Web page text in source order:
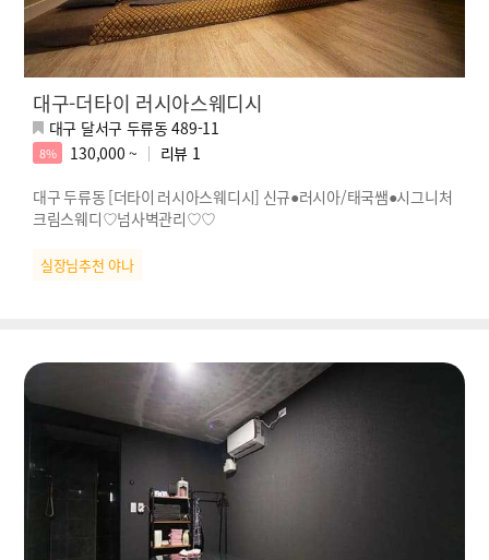
대구-더타이 러시아스웨디시
대구 달서구 두류동 489-11
8% 130,000 ~ 리뷰 1
대구 두류동 [더타이 러시아스웨디시] 신규●러시아/태국쌤●시그니처
크림스웨디♡넘사벽관리♡♡
실장님추천 야나